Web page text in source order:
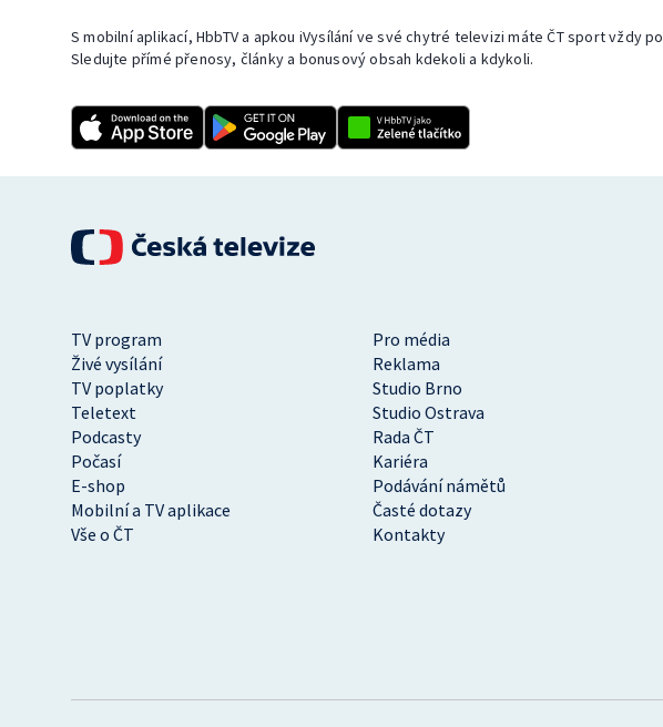
S mobilní aplikací, HbbTV a apkou iVysílání ve své chytré televizi máte ČT sport vždy
Sledujte přímé přenosy, články a bonusový obsah kdekoli a kdykoli.
TV program
Pro média
Živé vysílání
Reklama
TV poplatky
Studio Brno
Teletext
Studio Ostrava
Podcasty
Rada ČT
Počasí
Kariéra
E-shop
Podávání námětů
Mobilní a TV aplikace
Časté dotazy
Vše o ČT
Kontakty